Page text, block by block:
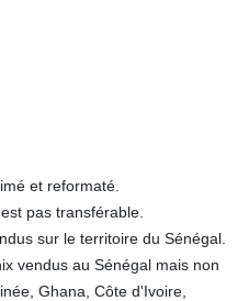
et reformaté.
pas transférable.
sur le territoire du Sénégal.
vendus au Sénégal mais non
Ghana, Côte d'Ivoire,